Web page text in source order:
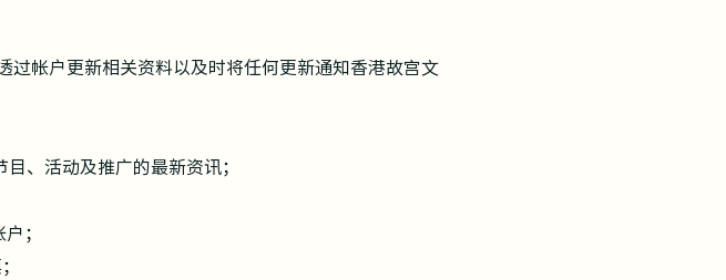
帐户更新相关资料以及时将任何更新通知香港故宫文
、活动及推广的最新资讯；
；